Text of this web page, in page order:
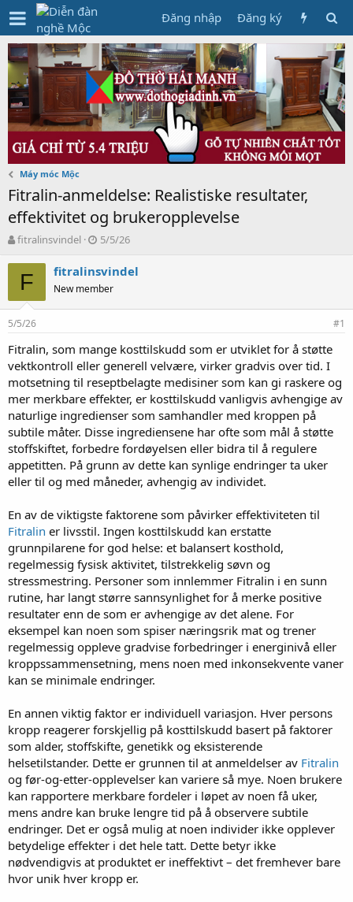
Đăng nhập Đăng ký
Máy móc Mộc
Fitralin-anmeldelse: Realistiske resultater,
effektivitet og brukeropplevelse
T
r
d
s
a
r
t
e
fitralinsvindel
N
à
y
g
ử
5/5/26
F fitralinsvindel
New member
5/5/26 #1
Fitralin, som mange kosttilskudd som er utviklet for å støtte
vektkontroll eller generell velvære, virker gradvis over tid. I
motsetning til reseptbelagte medisiner som kan gi raskere og
mer merkbare effekter, er kosttilskudd vanligvis avhengige av
naturlige ingredienser som samhandler med kroppen på
subtile måter. Disse ingrediensene har ofte som mål å støtte
stoffskiftet, forbedre fordøyelsen eller bidra til å regulere
appetitten. På grunn av dette kan synlige endringer ta uker
eller til og med måneder, avhengig av individet.
En av de viktigste faktorene som påvirker effektiviteten til
Fitralin er livsstil. Ingen kosttilskudd kan erstatte
grunnpilarene for god helse: et balansert kosthold,
regelmessig fysisk aktivitet, tilstrekkelig søvn og
stressmestring. Personer som innlemmer Fitralin i en sunn
rutine, har langt større sannsynlighet for å merke positive
resultater enn de som er avhengige av det alene. For
eksempel kan noen som spiser næringsrik mat og trener
regelmessig oppleve gradvise forbedringer i energinivå eller
kroppssammensetning, mens noen med inkonsekvente vaner
kan se minimale endringer.
En annen viktig faktor er individuell variasjon. Hver persons
kropp reagerer forskjellig på kosttilskudd basert på faktorer
som alder, stoffskifte, genetikk og eksisterende
helsetilstander. Dette er grunnen til at anmeldelser av Fitralin
og før-og-etter-opplevelser kan variere så mye. Noen brukere
kan rapportere merkbare fordeler i løpet av noen få uker,
mens andre kan bruke lengre tid på å observere subtile
endringer. Det er også mulig at noen individer ikke opplever
betydelige effekter i det hele tatt. Dette betyr ikke
nødvendigvis at produktet er ineffektivt – det fremhever bare
hvor unik hver kropp er.